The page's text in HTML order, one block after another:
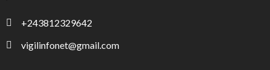
+243812329642
vigilinfonet@gmail.com